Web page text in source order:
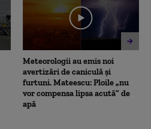
Meteorologii au emis noi
avertizări de caniculă și
furtuni. Mateescu: Ploile „nu
vor compensa lipsa acută” de
apă